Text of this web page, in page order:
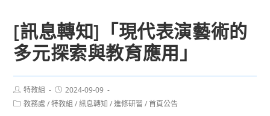
[訊息轉知]「現代表演藝術的
多元探索與教育應用」
Post
author:
特教組
Post
published:
2024-09-09
Post教務處 / 特教組 / 訊息轉知 / 進修研習 / 首頁公告